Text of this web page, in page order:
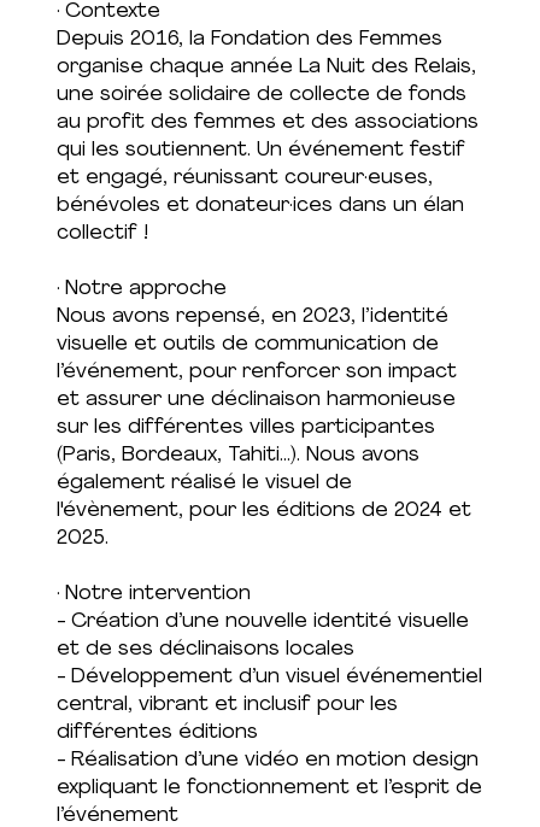
· Contexte
Depuis 2016, la Fondation des Femmes
organise chaque année La Nuit des Relais,
une soirée solidaire de collecte de fonds
au profit des femmes et des associations
qui les soutiennent. Un événement festif
et engagé, réunissant coureur·euses,
bénévoles et donateur·ices dans un élan
collectif !
· Notre approche
Nous avons repensé, en 2023, l’identité
visuelle et outils de communication de
l’événement, pour renforcer son impact
et assurer une déclinaison harmonieuse
sur les différentes villes participantes
(Paris, Bordeaux, Tahiti...). Nous avons
également réalisé le visuel de
l'évènement, pour les éditions de 2024 et
2025.
· Notre intervention
- Création d’une nouvelle identité visuelle
et de ses déclinaisons locales
- Développement d’un visuel événementiel
central, vibrant et inclusif pour les
différentes éditions
- Réalisation d’une vidéo en motion design
expliquant le fonctionnement et l’esprit de
l’événement